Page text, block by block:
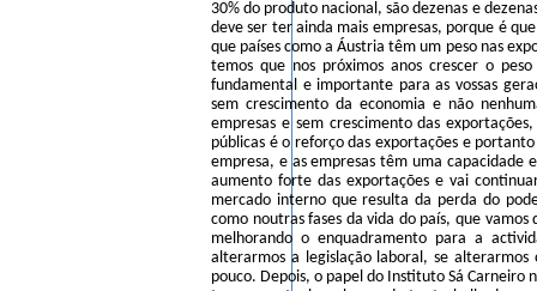
30% do produto nacional, são dezenas e
deve ser ter ainda mais empresas, porque é
que países como a Áustria têm um peso nas
temos que nos próximos anos crescer o
fundamental e importante para as vossas
sem crescimento da economia e não
empresas e sem crescimento das
públicas é o reforço das exportações e
empresa, e as empresas têm uma capacidade
aumento forte das exportações e vai
mercado interno que resulta da perda do
como noutras fases da vida do país, que
melhorando o enquadramento para a
alterarmos a legislação laboral, se
pouco. Depois, o papel do Instituto Sá Carneiro